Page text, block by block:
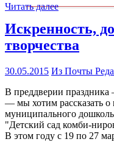
Читать далее
Искренность,
творчества
30.05.2015 Из Почты
В преддверии
— мы хотим рассказать о
муниципального
"Детский сад комби-
В этом году с 19 по 27